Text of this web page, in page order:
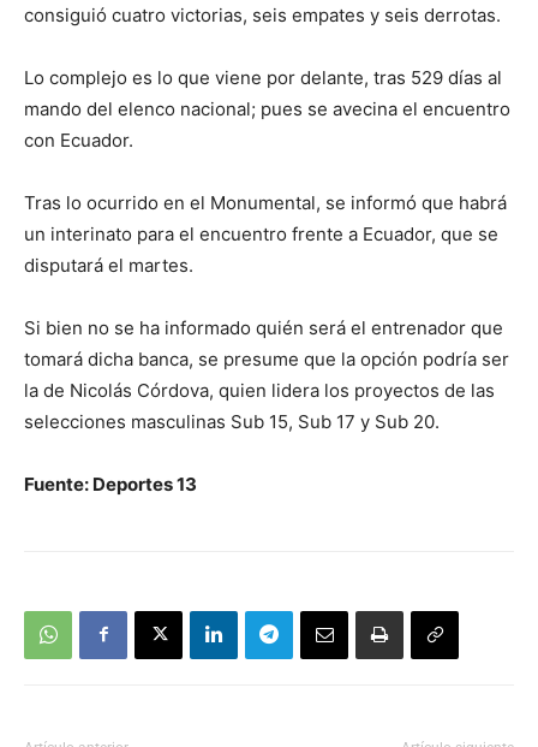
consiguió cuatro victorias, seis empates y seis derrotas.
Lo complejo es lo que viene por delante, tras 529 días al
mando del elenco nacional; pues se avecina el encuentro
con Ecuador.
Tras lo ocurrido en el Monumental, se informó que habrá
un interinato para el encuentro frente a Ecuador, que se
disputará el martes.
Si bien no se ha informado quién será el entrenador que
tomará dicha banca, se presume que la opción podría ser
la de Nicolás Córdova, quien lidera los proyectos de las
selecciones masculinas Sub 15, Sub 17 y Sub 20.
Fuente: Deportes 13